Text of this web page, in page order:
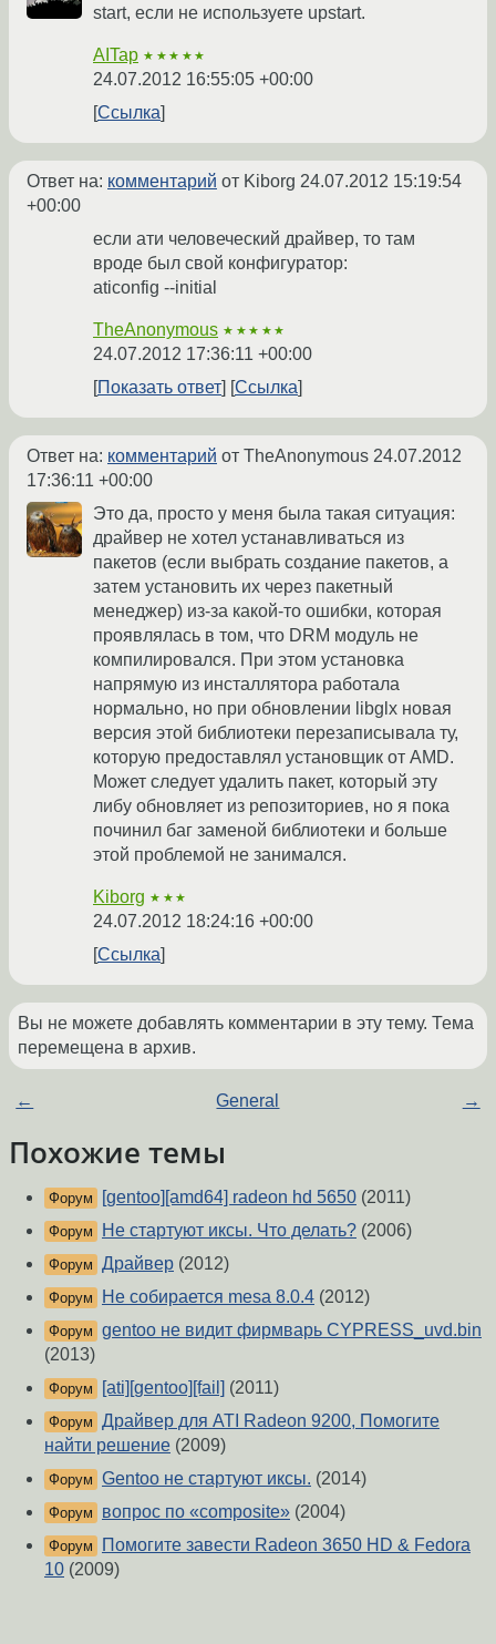
start, если не используете upstart.
AITap ★★★★★
24.07.2012 16:55:05 +00:00
Ссылка
Ответ на: комментарий от Kiborg 24.07.2012 15:19:54
+00:00
если ати человеческий драйвер, то там
вроде был свой конфигуратор:
aticonfig --initial
TheAnonymous ★★★★★
24.07.2012 17:36:11 +00:00
Показать ответ
Ссылка
Ответ на: комментарий от TheAnonymous 24.07.2012
17:36:11 +00:00
Это да, просто у меня была такая ситуация:
драйвер не хотел устанавливаться из
пакетов (если выбрать создание пакетов, а
затем установить их через пакетный
менеджер) из-за какой-то ошибки, которая
проявлялась в том, что DRM модуль не
компилировался. При этом установка
напрямую из инсталлятора работала
нормально, но при обновлении libglx новая
версия этой библиотеки перезаписывала ту,
которую предоставлял установщик от AMD.
Может следует удалить пакет, который эту
либу обновляет из репозиториев, но я пока
починил баг заменой библиотеки и больше
этой проблемой не занимался.
Kiborg ★★★
24.07.2012 18:24:16 +00:00
Ссылка
Вы не можете добавлять комментарии в эту тему. Тема
перемещена в архив.
← General →
Похожие темы
Форум [gentoo][amd64] radeon hd 5650 (2011)
Форум Не стартуют иксы. Что делать? (2006)
Форум Драйвер (2012)
Форум Не собирается mesa 8.0.4 (2012)
Форум gentoo не видит фирмварь CYPRESS_uvd.bin
(2013)
Форум [ati][gentoo][fail] (2011)
Форум Драйвер для ATI Radeon 9200, Помогите
найти решение (2009)
Форум Gentoo не стартуют иксы. (2014)
Форум вопрос по «composite» (2004)
Форум
Помогите завести Radeon 3650 HD & Fedora
10 (2009)